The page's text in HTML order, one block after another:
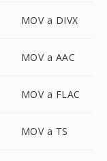
MOV a DIVX
MOV a AAC
MOV a FLAC
MOV a TS